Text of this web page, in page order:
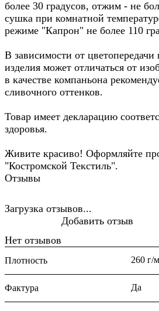
более 30 градусов, отжим - не
сушка при комнатной
режиме "Капрон" не более 110
В зависимости от цветопередачи
изделия может отличаться от
в качестве компаньона
сливочного оттенков.
Товар имеет декларацию
здоровья.
Живите красиво! Оформляйте
"Костромской Текстиль".
Отзывы
Загрузка отзывов...
Нет отзывов
Добавить отзыв
Плотность 260 г/
Фактура Да